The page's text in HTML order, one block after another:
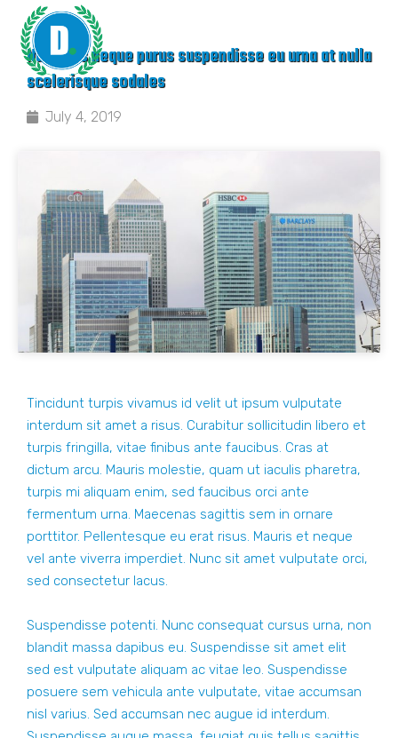
Nam quis neque purus suspendisse eu urna at nulla
scelerisque sodales
July 4, 2019
Tincidunt turpis vivamus id velit ut ipsum vulputate
interdum sit amet a risus. Curabitur sollicitudin libero et
turpis fringilla, vitae finibus ante faucibus. Cras at
dictum arcu. Mauris molestie, quam ut iaculis pharetra,
turpis mi aliquam enim, sed faucibus orci ante
fermentum urna. Maecenas sagittis sem in ornare
porttitor. Pellentesque eu erat risus. Mauris et neque
vel ante viverra imperdiet. Nunc sit amet vulputate orci,
sed consectetur lacus.
Suspendisse potenti. Nunc consequat cursus urna, non
blandit massa dapibus eu. Suspendisse sit amet elit
sed est vulputate aliquam ac vitae leo. Suspendisse
posuere sem vehicula ante vulputate, vitae accumsan
nisl varius. Sed accumsan nec augue id interdum.